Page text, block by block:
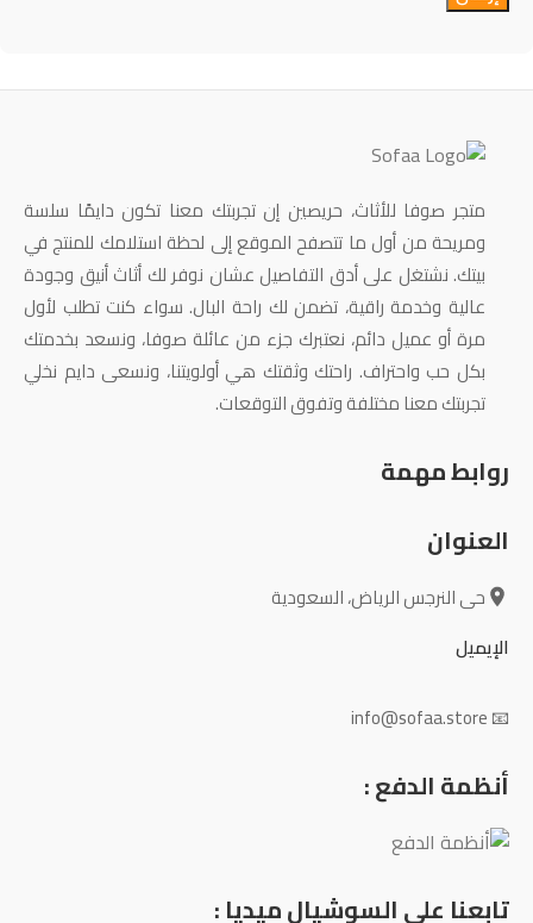
متجر صوفا للأثاث، حريصين إن تجربتك معنا تكون دايمًا سلسة
ومريحة من أول ما تتصفح الموقع إلى لحظة استلامك للمنتج في
بيتك. نشتغل على أدق التفاصيل عشان نوفر لك أثاث أنيق وجودة
عالية وخدمة راقية، تضمن لك راحة البال. سواء كنت تطلب لأول
مرة أو عميل دائم، نعتبرك جزء من عائلة صوفا، ونسعد بخدمتك
بكل حب واحتراف. راحتك وثقتك هي أولويتنا، ونسعى دايم نخلي
تجربتك معنا مختلفة وتفوق التوقعات.
روابط مهمة
العنوان
حى النرجس الرياض، السعودية
الإيميل
📧 info@sofaa.store
أنظمة الدفع :
تابعنا علي السوشيال ميديا :